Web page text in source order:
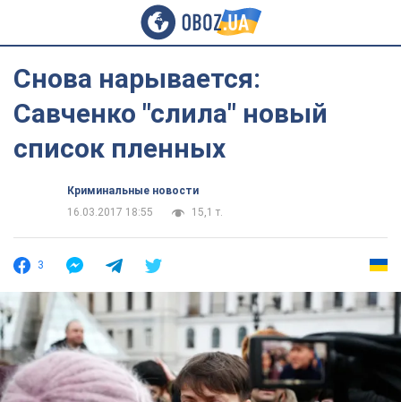
Снова нарывается:
Савченко "слила" новый
список пленных
Криминальные новости
16.03.2017 18:55
15,1 т.
3